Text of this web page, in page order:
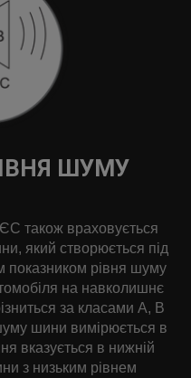
ШУМУ
також враховується
який створюється під
показником рівня шуму
на навколишнє
за класами А, В
шини вимірюється в
вказується в нижній
з низьким рівнем